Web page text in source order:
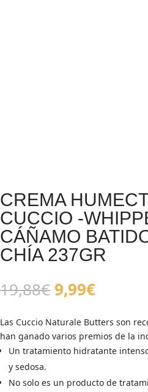
CREMA
CUCCIO -
CÁÑAMO
CHÍA 237GR
19,88€El
precio
original
era:
19,88€.
9,99€El
actual
es:
9,99€.
Las Cuccio Naturale Butters son
han ganado varios premios de la
Un tratamiento hidratante
y sedosa.
No solo es un producto de